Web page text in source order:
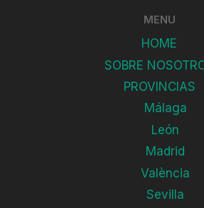
MENU
HOME
SOBRE
PROVINCIAS
Málaga
León
Madrid
València
Sevilla